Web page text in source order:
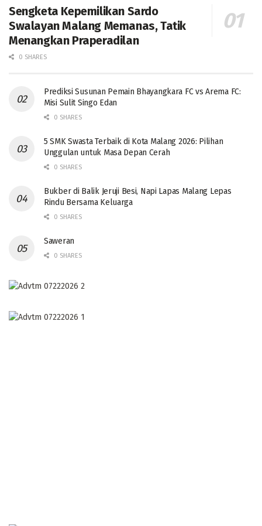
Sengketa Kepemilikan Sardo
Swalayan Malang Memanas, Tatik
Menangkan Praperadilan
0 SHARES
Prediksi Susunan Pemain Bhayangkara FC vs Arema FC:
Misi Sulit Singo Edan
0 SHARES
5 SMK Swasta Terbaik di Kota Malang 2026: Pilihan
Unggulan untuk Masa Depan Cerah
0 SHARES
Bukber di Balik Jeruji Besi, Napi Lapas Malang Lepas
Rindu Bersama Keluarga
0 SHARES
Saweran
0 SHARES